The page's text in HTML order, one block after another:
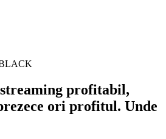
profitabil,
ori profitul. Unde